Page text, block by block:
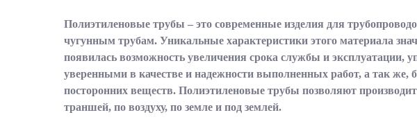
Полиэтиленовые трубы – это современные изделия для
чугунным трубам. Уникальные характеристики этого материала
появилась возможность увеличения срока службы и эксплуатации,
уверенными в качестве и надежности выполненных работ, а так
посторонних веществ. Полиэтиленовые трубы позволяют
траншей, по воздуху, по земле и под землей.